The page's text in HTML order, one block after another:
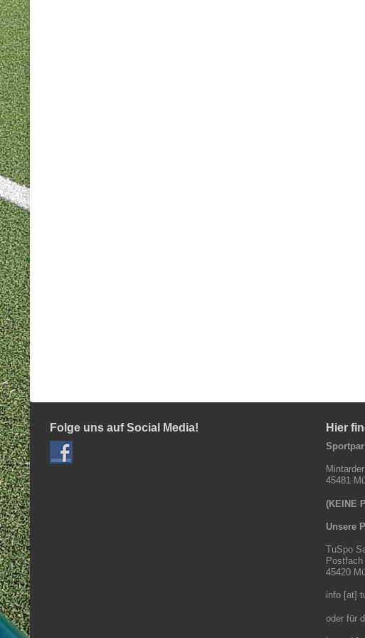
Folge uns auf Social Media! Hier
45481
(KEINE
Unsere
TuSpo
45420
info [at]
oder für